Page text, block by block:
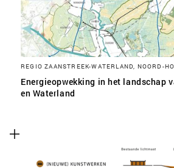
REGIO ZAANSTREEK-WATERLAND, NOORD-
Energieopwekking in het landschap
en Waterland